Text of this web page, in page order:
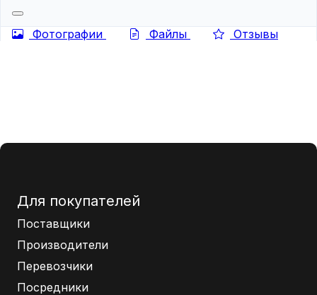
Фотографии Файлы Отзывы
Для покупателей
Поставщики
Производители
Перевозчики
Посредники